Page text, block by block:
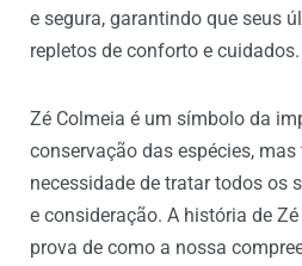
e segura, garantindo que seus
repletos de conforto e cuidados.
Zé Colmeia é um símbolo da
conservação das espécies,
necessidade de tratar todos os
e consideração. A história de
prova de como a nossa